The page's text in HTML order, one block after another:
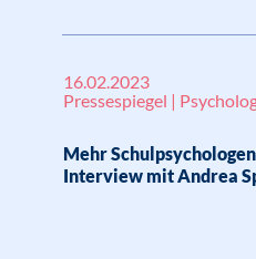
16.02.2023
Pressespiegel |
Mehr
Interview mit Andrea